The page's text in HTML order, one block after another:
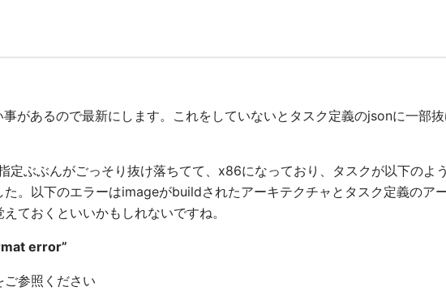
があるので最新にします。これをしていないとタスク定義のjsonに一部
定ぶぶんがごっそり抜け落ちてて、x86になっており、タスクが以下のよ
。以下のエラーはimageがbuildされたアーキテクチャとタスク定義のア
ておくといいかもしれないですね。
error”
ご参照ください